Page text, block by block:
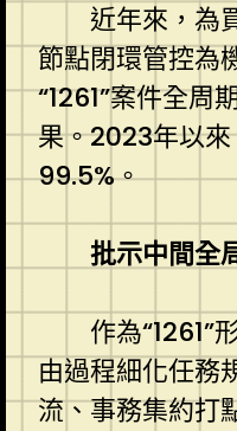
近年來，為
節點閉環管控為
“1261”案件全
果。2023年以
99.5%。
批示中間全
作為
由過程細化任務
流、事務集約打